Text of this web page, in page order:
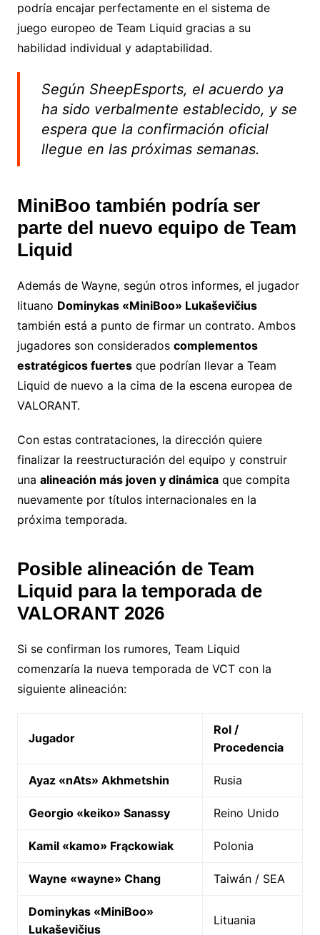
podría encajar perfectamente en el sistema de
juego europeo de Team Liquid gracias a su
habilidad individual y adaptabilidad.
Según SheepEsports, el acuerdo ya
ha sido verbalmente establecido, y se
espera que la confirmación oficial
llegue en las próximas semanas.
MiniBoo también podría ser
parte del nuevo equipo de Team
Liquid
Además de Wayne, según otros informes, el jugador
lituano Dominykas «MiniBoo» Lukaševičius
también está a punto de firmar un contrato. Ambos
jugadores son considerados complementos
estratégicos fuertesque podrían llevar a Team
Liquid de nuevo a la cima de la escena europea de
VALORANT.
Con estas contrataciones, la dirección quiere
finalizar la reestructuración del equipo y construir
una alineación más joven y dinámicaque compita
nuevamente por títulos internacionales en la
próxima temporada.
Posible alineación de Team
Liquid para la temporada de
VALORANT 2026
Si se confirman los rumores, Team Liquid
comenzaría la nueva temporada de VCT con la
siguiente alineación:
Jugador
Rol /
Procedencia
Ayaz «nAts» Akhmetshin Rusia
Georgio «keiko» Sanassy Reino Unido
Kamil «kamo» Frąckowiak Polonia
Wayne «wayne» Chang Taiwán / SEA
Dominykas «MiniBoo»
Lukaševičius
Lituania